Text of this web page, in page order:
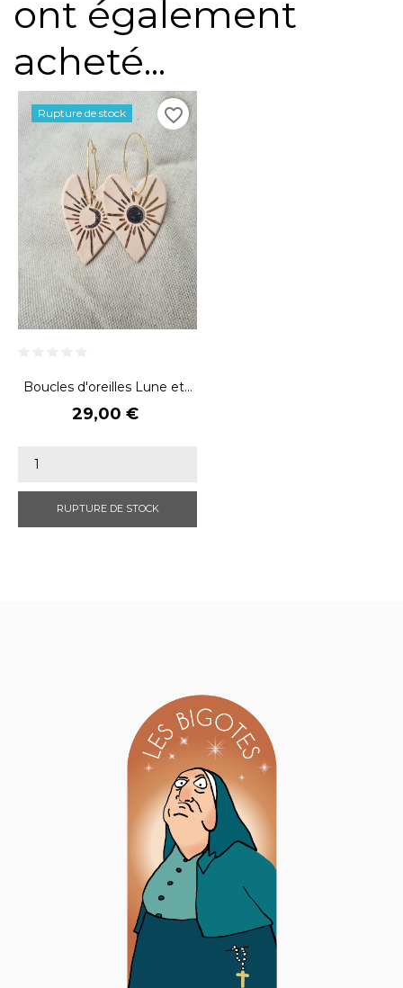
ont également
acheté...
Boucles d'oreilles Lune et...
Prix
29,00 €
RUPTURE DE STOCK
Rupture de stock favorite_border